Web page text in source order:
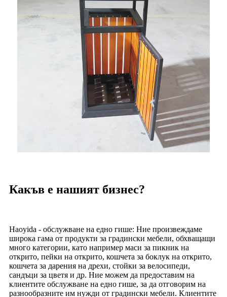
Какъв е нашият бизнес?
Haoyida - обслужване на едно гише: Ние произвеждаме
широка гама от продукти за градински мебели, обхващащи
много категории, като например маси за пикник на
открито, пейки на открито, кошчета за боклук на открито,
кошчета за дарения на дрехи, стойки за велосипеди,
сандъци за цветя и др. Ние можем да предоставим на
клиентите обслужване на едно гише, за да отговорим на
разнообразните им нужди от градински мебели. Клиентите